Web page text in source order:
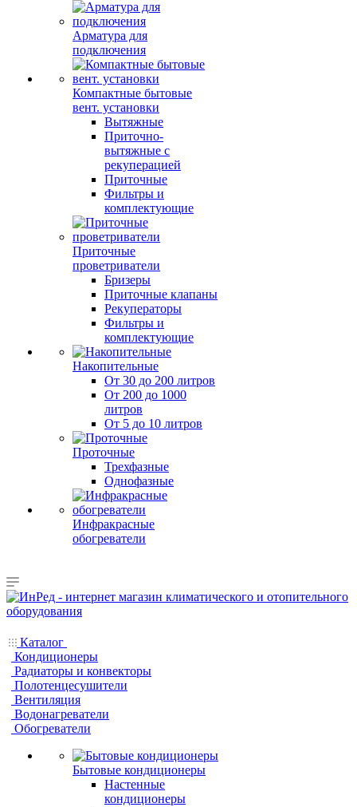
Арматура для
подключения
Компактные бытовые
вент. установки
Вытяжные
Приточно-
вытяжные с
рекуперацией
Приточные
Фильтры и
комплектующие
Приточные
проветриватели
Бризеры
Приточные клапаны
Рекуператоры
Фильтры и
комплектующие
Накопительные
От 30 до 200 литров
От 200 до 1000
литров
От 5 до 10 литров
Проточные
Трехфазные
Однофазные
Инфракрасные
обогреватели
Каталог
Кондиционеры
Радиаторы и конвекторы
Полотенцесушители
Вентиляция
Водонагреватели
Обогреватели
Бытовые кондиционеры
Настенные
кондиционеры